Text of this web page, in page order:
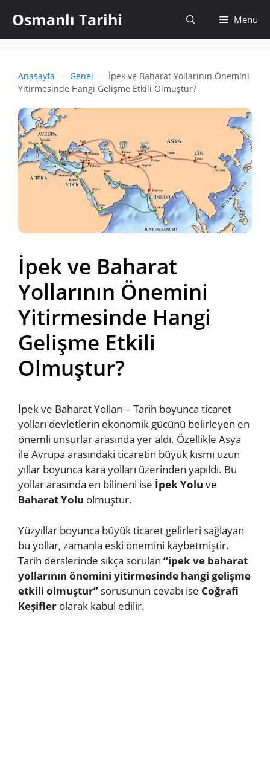
atlaOsmanlı Tarihi Menu
Aramayı
Anasayfa - Genel -
İpek ve Baharat Yollarının Önemini
Yitirmesinde Hangi Gelişme Etkili Olmuştur?
İpek ve Baharat
Yollarının Önemini
Yitirmesinde Hangi
Gelişme Etkili
Olmuştur?
İpek ve Baharat Yolları – Tarih boyunca ticaret
yolları devletlerin ekonomik gücünü belirleyen en
önemli unsurlar arasında yer aldı. Özellikle Asya
ile Avrupa arasındaki ticaretin büyük kısmı uzun
yıllar boyunca kara yolları üzerinden yapıldı. Bu
yollar arasında en bilineni ise İpek Yolu ve
Baharat Yolu olmuştur.
Yüzyıllar boyunca büyük ticaret gelirleri sağlayan
bu yollar, zamanla eski önemini kaybetmiştir.
Tarih derslerinde sıkça sorulan “ipek ve baharat
yollarının önemini yitirmesinde hangi gelişme
etkili olmuştur” sorusunun cevabı ise Coğrafi
Keşifler olarak kabul edilir.